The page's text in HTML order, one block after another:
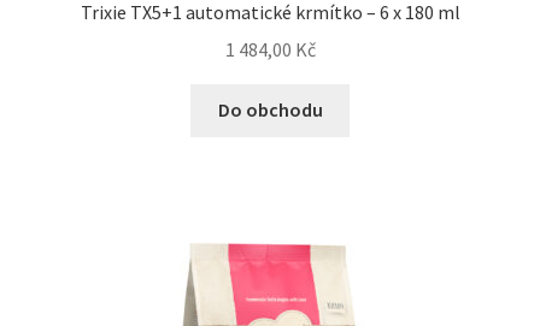
Trixie TX5+1 automatické krmítko – 6 x 180 ml
1 484,00 Kč
Do obchodu